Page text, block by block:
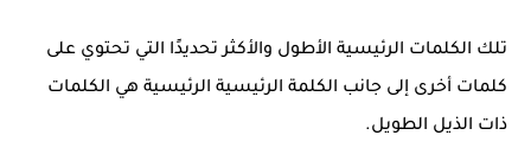
تلك الكلمات الرئيسية الأطول والأكثر تحديدًا التي تحتوي على
كلمات أخرى إلى جانب الكلمة الرئيسية الرئيسية هي الكلمات
ذات الذيل الطويل.